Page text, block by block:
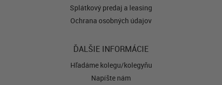
Splátkový predaj a leasing
Ochrana osobných údajov
ĎALŠIE INFORMÁCIE
Hľadáme kolegu/kolegyňu
Napíšte nám